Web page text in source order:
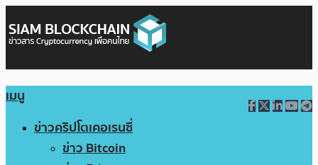
เมนู
ข่าวคริปโตเคอเรนซี่
ข่าว Bitcoin